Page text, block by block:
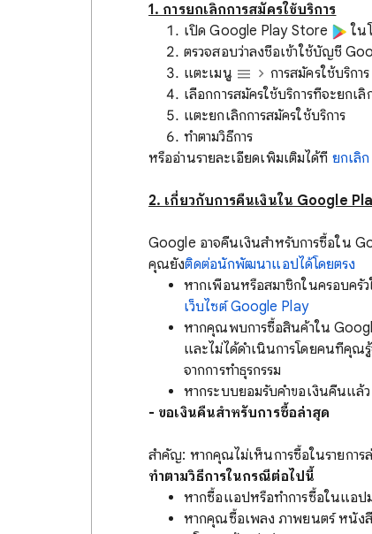
1. การยกเลิกการสมัครใช้บริการ
เปิด Google Play Store
ใน
ตรวจสอบว่าลงชื่อเข้าใช้บัญชี
แตะเมนู
การสมัครใช้บริการ
เลือกการสมัครใช้บริการที่จะยกเลิ
แตะยกเลิกการสมัครใช้บริการ
ทำตามวิธีการ
หรืออ่านรายละเอียดเพิ่มเติมได้ที่ ยกเลิ
2. เกี่ยวกับการคืนเงินใน Google
Google อาจคืนเงินสำหรับการซื้อใน
คุณยังติดต่อนักพัฒนาแอปได้โดยตรง
หากเพื่อนหรือสมาชิกในครอบครั
เว็บไซต์ Google Play
หากคุณพบการซื้อสินค้าใน
และไม่ได้ดำเนินการโดยคนที่คุณ
จากการทำธุรกรรม
หากระบบยอมรับคำขอเงินคืนแล้
- ขอเงินคืนสำหรับการซื้อล่าสุด
สำคัญ: หากคุณไม่เห็นการซื้อในรายการ
ทำตามวิธีการในกรณีต่อไปนี้
หากซื้อแอปหรือทำการซื้อในแอป
หากคุณซื้อเพลง ภาพยนตร์ หนัง